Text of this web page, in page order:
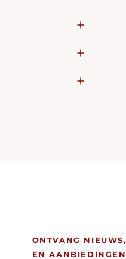
ONTVANG
EN AANBIEDINGEN